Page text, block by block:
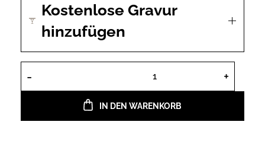
Kostenlose Gravur
hinzufügen
Tissot Desir T1520102211801
IN DEN WARENKORB